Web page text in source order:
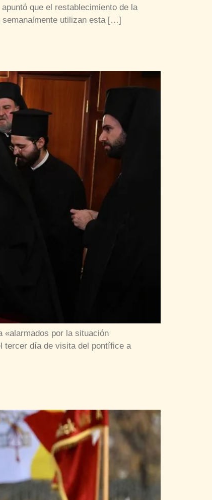
que el restablecimiento de la
semanalmente utilizan esta […]
«alarmados por la situación
tercer día de visita del pontífice a